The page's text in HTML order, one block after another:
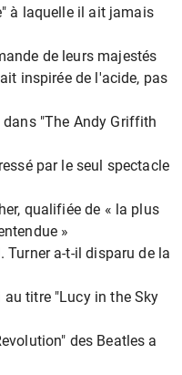
à laquelle il ait jamais
de leurs majestés
inspirée de l'acide, pas
dans "The Andy Griffith
par le seul spectacle
qualifiée de « la plus
»
Turner a-t-il disparu de la
titre "Lucy in the Sky
des Beatles a